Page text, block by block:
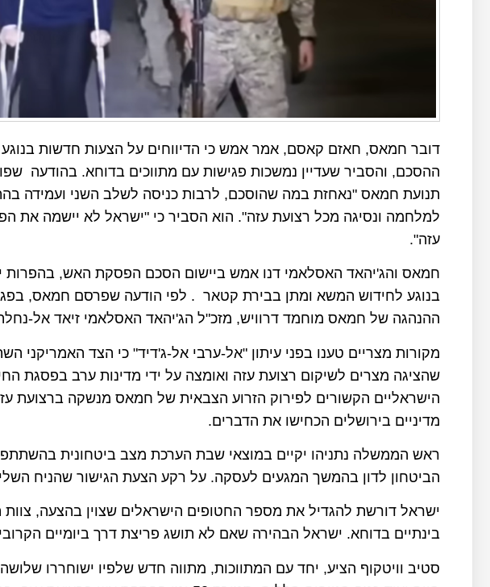
דובר חמאס, חאזם קאסם, אמר אמש כי הדיווחים על הצעות חדשות
ההסכם, והסביר שעדיין נמשכות פגישות עם מתווכים בדוחא. בהודעה
תנועת חמאס "נאחזת במה שהוסכם, לרבות כניסה לשלב השני ועמידה
למלחמה ונסיגה מכל רצועת עזה". הוא הסביר כי "ישראל לא יישמה את
עזה".
חמאס והג'יהאד האסלאמי דנו אמש ביישום הסכם הפסקת האש, בהפרות
בנוגע לחידוש המשא ומתן בבירת קטאר . לפי הודעה שפרסם חמאס,
ההנהגה של חמאס מוחמד דרוויש, מזכ"ל הג'יהאד האסלאמי זיאד אל-נחלה
מקורות מצריים טענו בפני עיתון "אל-ערבי אל-ג'דיד" כי הצד האמריקני
הישראליים הקשורים לפירוק הזרוע הצבאית של חמאס מנשקה ברצועת
מדיניים בירושלים הכחישו את הדברים.
ראש הממשלה נתניהו יקיים במוצאי שבת הערכת מצב ביטחונית
הביטחון לדון בהמשך המגעים לעסקה. על רקע הצעת הגישור שהניח
ישראל דורשת להגדיל את מספר החטופים הישראלים שצוין בהצעה,
בינתיים בדוחא. ישראל הבהירה שאם לא תושג פריצת דרך ביומיים
סטיב וויטקוף הציע, יחד עם המתווכות, מתווה חדש שלפיו ישוחררו